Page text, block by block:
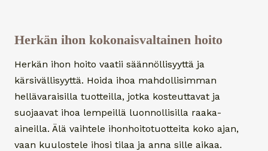
Herkän ihon kokonaisvaltainen hoito
Herkän ihon hoito vaatii säännöllisyyttä ja
kärsivällisyyttä. Hoida ihoa mahdollisimman
hellävaraisilla tuotteilla, jotka kosteuttavat ja
suojaavat ihoa lempeillä luonnollisilla raaka-
aineilla. Älä vaihtele ihonhoitotuotteita koko ajan,
vaan kuulostele ihosi tilaa ja anna sille aikaa.